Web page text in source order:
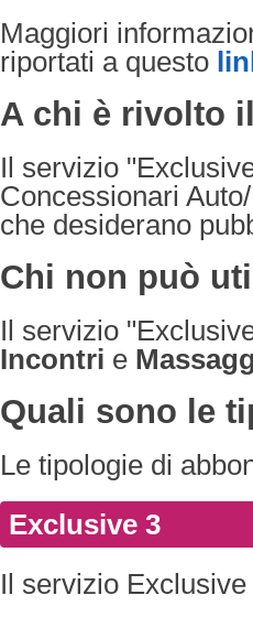
Maggiori
riportati a questo
A chi è rivolto
Il servizio
Concessionari
che desiderano
Chi non può
Il servizio
Incontri e
Quali sono le
Le tipologie di
Exclusive 3
Il servizio